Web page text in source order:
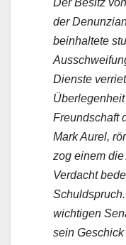
Der Besitz
der
beinhaltete
Dienste
Freundschaft
Mark Aurel,
zog einem
Verdacht
wichtigen
sein